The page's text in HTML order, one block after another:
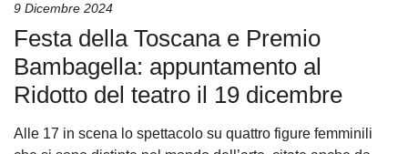
9 Dicembre 2024
Festa della Toscana e Premio
Bambagella: appuntamento al
Ridotto del teatro il 19 dicembre
Alle 17 in scena lo spettacolo su quattro figure femminili